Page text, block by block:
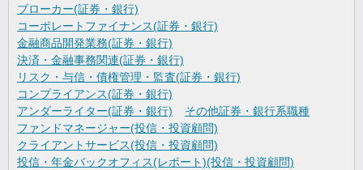
ブローカー(証券・銀行)
コーポレートファイナンス(証券・銀行)
金融商品開発業務(証券・銀行)
決済・金融事務関連(証券・銀行)
リスク・与信・債権管理・監査(証券・銀行)
コンプライアンス(証券・銀行)
アンダーライター(証券・銀行)
その他証券・銀行系職種
ファンドマネージャー(投信・投資顧問)
クライアントサービス(投信・投資顧問)
投信・年金バックオフィス(レポート)(投信・投資顧問)